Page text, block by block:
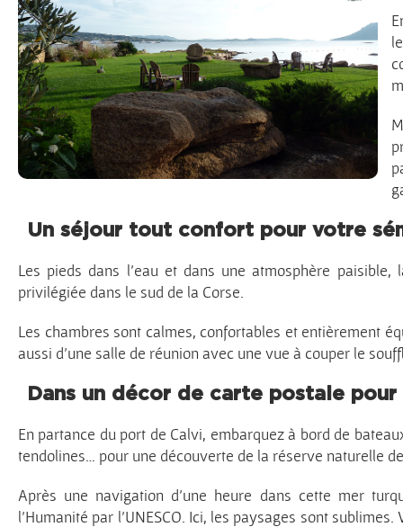
Un séjour tout confort pour votre
Les pieds dans l’eau et dans une atmosphère
privilégiée dans le sud de la Corse.
Les chambres sont calmes, confortables et entièrement
aussi d’une salle de réunion avec une vue à couper le
Dans un décor de carte postale
En partance du port de Calvi, embarquez à bord de
tendolines… pour une découverte de la réserve naturelle
Après une navigation d’une heure dans cette mer
l’Humanité par l’UNESCO. Ici, les paysages sont